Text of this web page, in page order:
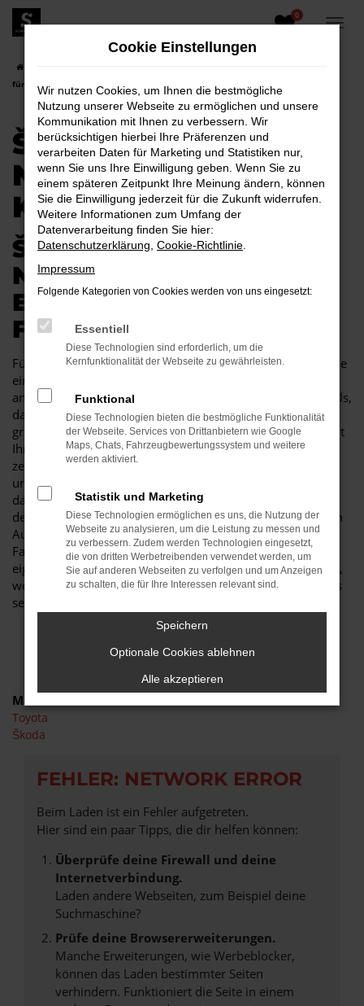
Zum
Hauptinhalt
0
für Kamenz
ŠKODA FABIA
NEUWAGEN FÜR
KAMENZ
ŠKODA FABIA
NEUWAGEN –
EXZELLENTE MOBILITÄT
FÜR KAMENZ
Für Kamenz gibt es kaum ein Fahrzeug, das so gut passt wie
einen Škoda Fabia Neuwagen. Der Grund liegt unter
anderem in der herausragenden Ausstattung dieses Modells,
das in der aktuellen Modellgeneration noch einmal
gründlich verbessert wurde. Entsprechend genießen Sie mit
Ihrem Škoda Fabia Neuwagen in Kamenz die Vorzüge
zeitgemäßer Assistenzsysteme und eine Fülle an teils
ungewöhnlichen Extras. Viele Experten sind sich bereits
darüber einig, dass ein Škoda Fabia Neuwagen weit über
den Durchschnitt der Fahrzeugklasse hinausweist. Wir vom
Autohaus Schiefelbein ermöglichen Ihnen, Ihren Škoda
Fabia Neuwagen für Kamenz bis ins kleinste Detail nach
eigenen Wünschen festzulegen. Entscheiden Sie individuell,
welche Lackierung, Motorisierung und Innenausstattung es
sein darf. Wir beraten Sie gern.
Marken
Toyota
Škoda
FEHLER: NETWORK ERROR
Beim Laden ist ein Fehler aufgetreten.
Hier sind ein paar Tipps, die dir helfen können:
Überprüfe deine Firewall und deine
Internetverbindung.
Laden andere Webseiten, zum Beispiel deine
Suchmaschine?
Prüfe deine Browsererweiterungen.
Manche Erweiterungen, wie Werbeblocker,
können das Laden bestimmter Seiten
verhindern. Funktioniert die Seite in einem
Cookie Einstellungen
Wir nutzen Cookies, um Ihnen die bestmögliche
Nutzung unserer Webseite zu ermöglichen und unsere
Kommunikation mit Ihnen zu verbessern. Wir
berücksichtigen hierbei Ihre Präferenzen und
verarbeiten Daten für Marketing und Statistiken nur,
wenn Sie uns Ihre Einwilligung geben. Wenn Sie zu
einem späteren Zeitpunkt Ihre Meinung ändern, können
Sie die Einwilligung jederzeit für die Zukunft widerrufen.
Weitere Informationen zum Umfang der
Datenverarbeitung finden Sie hier:
Datenschutzerklärung Cookie-Richtlinie
Impressum
Folgende Kategorien von Cookies werden von uns eingesetzt:
Essentiell
Diese Technologien sind erforderlich, um die
Kernfunktionalität der Webseite zu gewährleisten.
Funktional
Diese Technologien bieten die bestmögliche Funktionalität
der Webseite. Services von Drittanbietern wie Google
Maps, Chats, Fahrzeugbewertungssystem und weitere
werden aktiviert.
Statistik und Marketing
Diese Technologien ermöglichen es uns, die Nutzung der
Webseite zu analysieren, um die Leistung zu messen und
zu verbessern. Zudem werden Technologien eingesetzt,
die von dritten Werbetreibenden verwendet werden, um
Sie auf anderen Webseiten zu verfolgen und um Anzeigen
zu schalten, die für Ihre Interessen relevant sind.
Speichern
Optionale Cookies ablehnen
Alle akzeptieren